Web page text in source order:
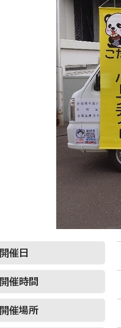
開催日
開催時間
開催場所